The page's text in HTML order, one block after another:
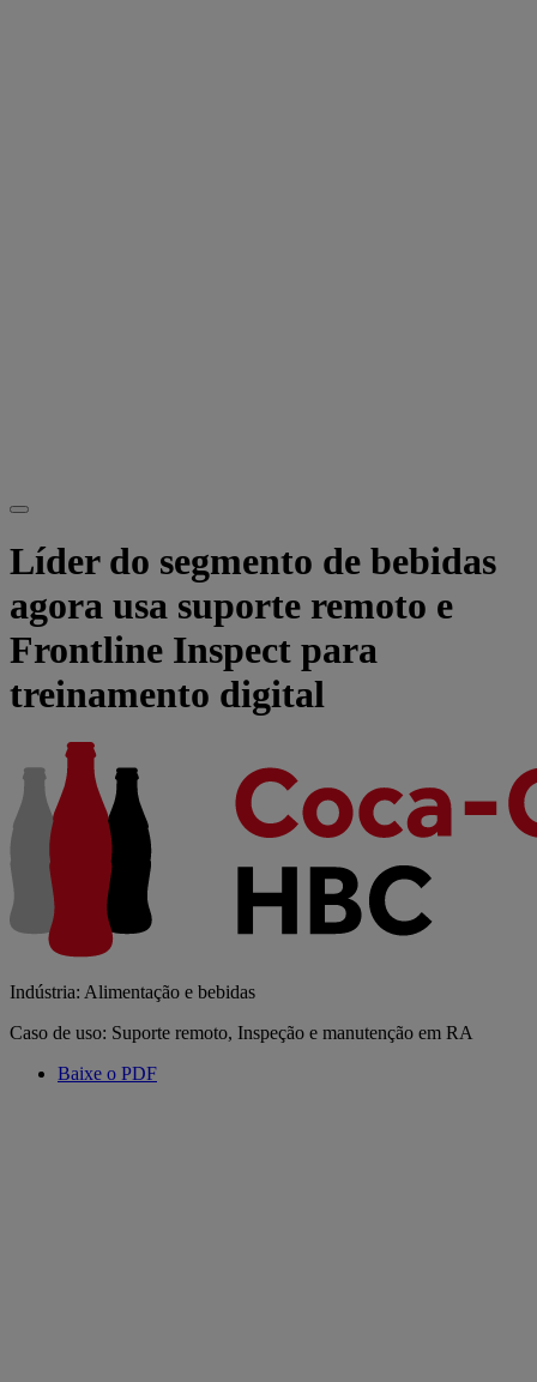
Líder do segmento de bebidas
agora usa suporte remoto e
Frontline Inspect para
treinamento digital
Indústria: Alimentação e bebidas
Caso de uso: Suporte remoto, Inspeção e manutenção em RA
Baixe o PDF